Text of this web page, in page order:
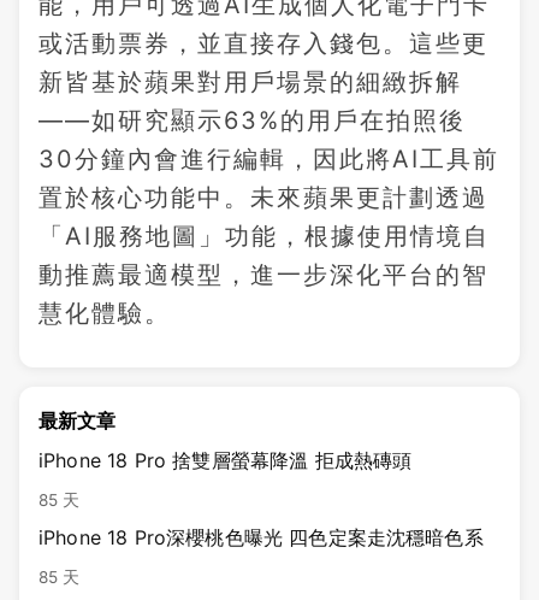
或活動票券，並直接存入錢包。這些更
新皆基於蘋果對用戶場景的細緻拆解
——如研究顯示63%的用戶在拍照後
30分鐘內會進行編輯，因此將AI工具前
置於核心功能中。未來蘋果更計劃透過
「AI服務地圖」功能，根據使用情境自
動推薦最適模型，進一步深化平台的智
慧化體驗。
最新文章
iPhone 18 Pro 捨雙層螢幕降溫 拒成熱磚頭
85 天
iPhone 18 Pro深櫻桃色曝光 四色定案走沈穩暗色系
85 天